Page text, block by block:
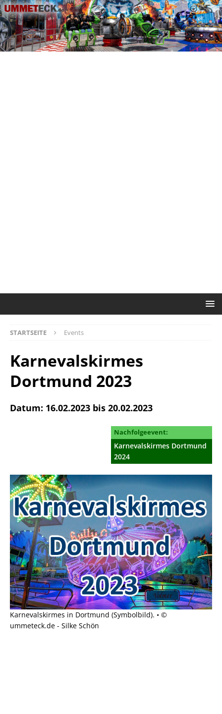
STARTSEITE Events
Karnevalskirmes
Dortmund 2023
Datum: 16.02.2023 bis 20.02.2023
Nachfolgeevent:
Karnevalskirmes Dortmund
2024
Karnevalskirmes in Dortmund (Symbolbild). • ©
ummeteck.de - Silke Schön